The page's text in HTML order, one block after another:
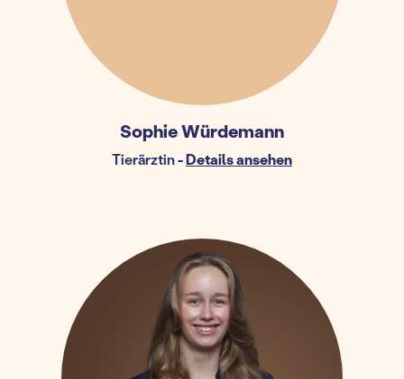
Sophie Würdemann
Tierärztin-Details ansehen